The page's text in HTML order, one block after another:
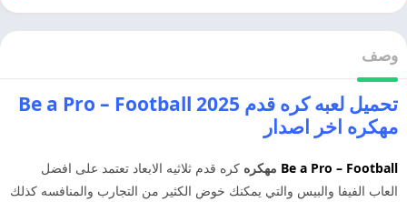
وصف
تحميل لعبه كره قدم 2025 Be a Pro – Football
مهكره اخر اصدار
Be a Pro – Football مهكره كره قدم ثلاثيه الابعاد تعتمد على افضل
العاب الفيفا والبيس والتي يمكنك خوض الكثير من التجارب والمنافسه كذلك